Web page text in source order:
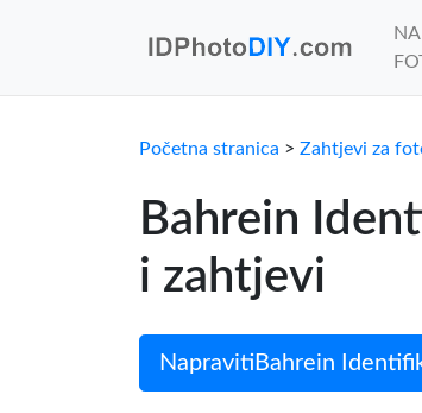
Početna stranica > Zahtjevi za
Bahrein
i zahtjevi
NapravitiBahrein